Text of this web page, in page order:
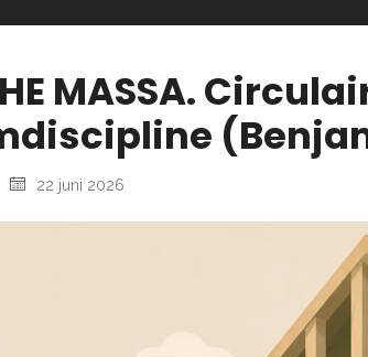
MASSA.
22 juni 2026